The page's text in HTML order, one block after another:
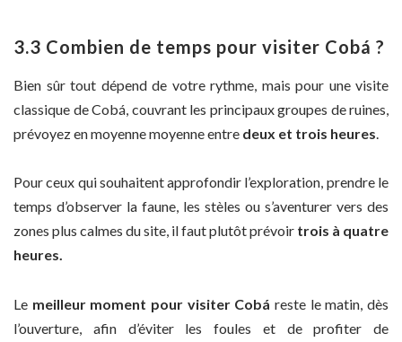
3.3 Combien de temps pour visiter Cobá ?
Bien sûr tout dépend de votre rythme, mais pour une visite
classique de Cobá, couvrant les principaux groupes de ruines,
prévoyez en moyenne moyenne entre deux et trois heures.
Pour ceux qui souhaitent approfondir l’exploration, prendre le
temps d’observer la faune, les stèles ou s’aventurer vers des
zones plus calmes du site, il faut plutôt prévoir trois à quatre
heures.
Le meilleur moment pour visiter Cobá reste le matin, dès
l’ouverture, afin d’éviter les foules et de profiter de